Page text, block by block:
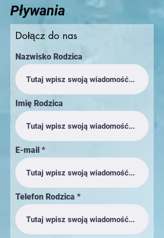
Pływania
Dołącz do nas
Nazwisko Rodzica
Imię Rodzica
E-mail
Telefon Rodzica